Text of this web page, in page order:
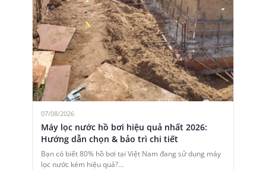
07/08/2026
Máy lọc nước hồ bơi hiệu quả nhất 2026:
Hướng dẫn chọn & bảo trì chi tiết
Bạn có biết 80% hồ bơi tại Việt Nam đang sử dụng máy
lọc nước kém hiệu quả?…